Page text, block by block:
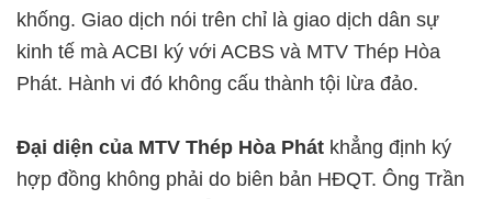
khống. Giao dịch nói trên chỉ là giao dịch dân sự
kinh tế mà ACBI ký với ACBS và MTV Thép Hòa
Phát. Hành vi đó không cấu thành tội lừa đảo.
Đại diện của MTV Thép Hòa Phát khẳng định ký
hợp đồng không phải do biên bản HĐQT. Ông Trần